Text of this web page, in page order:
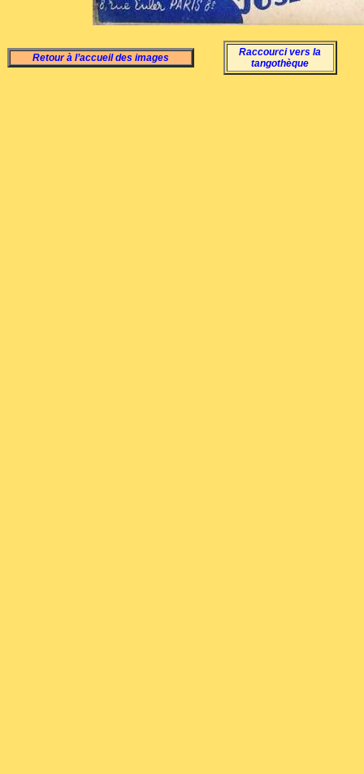
Retour à l’accueil des images
Raccourci vers la
tangothèque